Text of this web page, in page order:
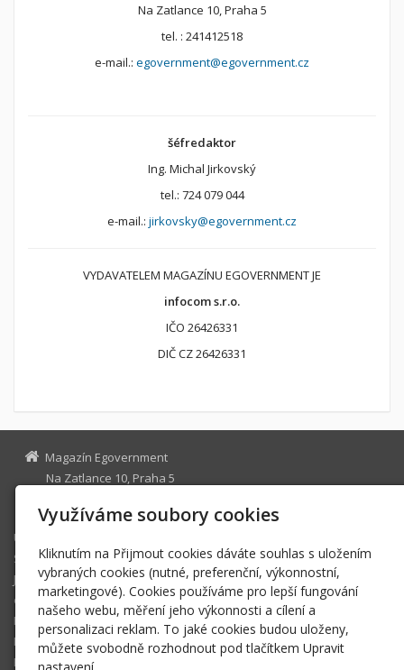
Na Zatlance 10, Praha 5
tel. : 241412518
e-mail.: egovernment@egovernment.cz
šéfredaktor
Ing. Michal Jirkovský
tel.: 724 079 044
e-mail.: jirkovsky@egovernment.cz
VYDAVATELEM MAGAZÍNU EGOVERNMENT JE
infocom s.r.o.
IČO 26426331
DIČ CZ 26426331
Magazín Egovernment
Na Zatlance 10, Praha 5
egovernment@egovernment.cz
Úvodní stránka
STUDIO
JIHLAVA
eOSOBNOST
ROK INFORMATIKY
MIKULOV
EGOVERNMENT THE BEST
Využíváme soubory cookies
Kliknutím na Přijmout cookies dáváte souhlas s uložením
vybraných cookies (nutné, preferenční, výkonnostní,
marketingové). Cookies používáme pro lepší fungování
našeho webu, měření jeho výkonnosti a cílení a
personalizaci reklam. To jaké cookies budou uloženy,
můžete svobodně rozhodnout pod tlačítkem Upravit